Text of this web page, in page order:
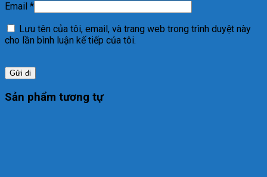
Email *
Lưu tên của tôi, email, và trang web trong trình duyệt này
cho lần bình luận kế tiếp của tôi.
Sản phẩm tương tự